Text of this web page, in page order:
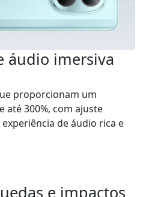
áudio imersiva
proporcionam um
até 300%, com ajuste
de áudio rica e
e impactos